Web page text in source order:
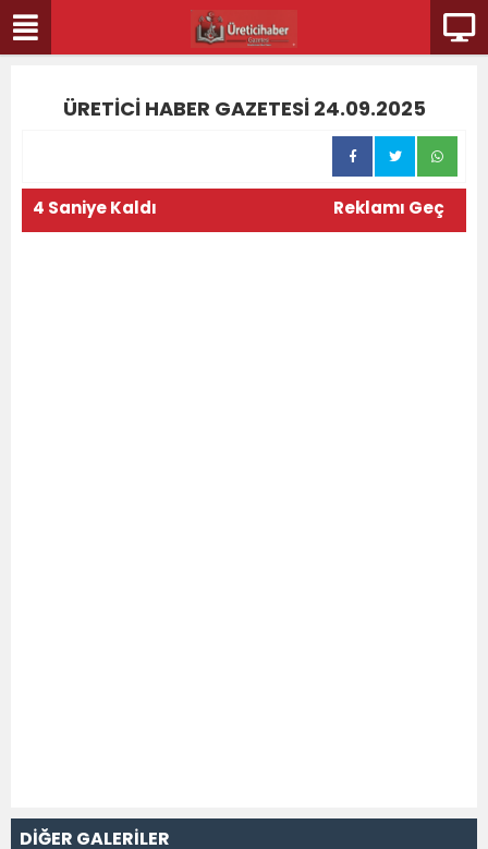
ÜRETİCİ HABER GAZETESİ 24.09.2025
Reklamı Geç
4 Saniye Kaldı
DİĞER GALERİLER